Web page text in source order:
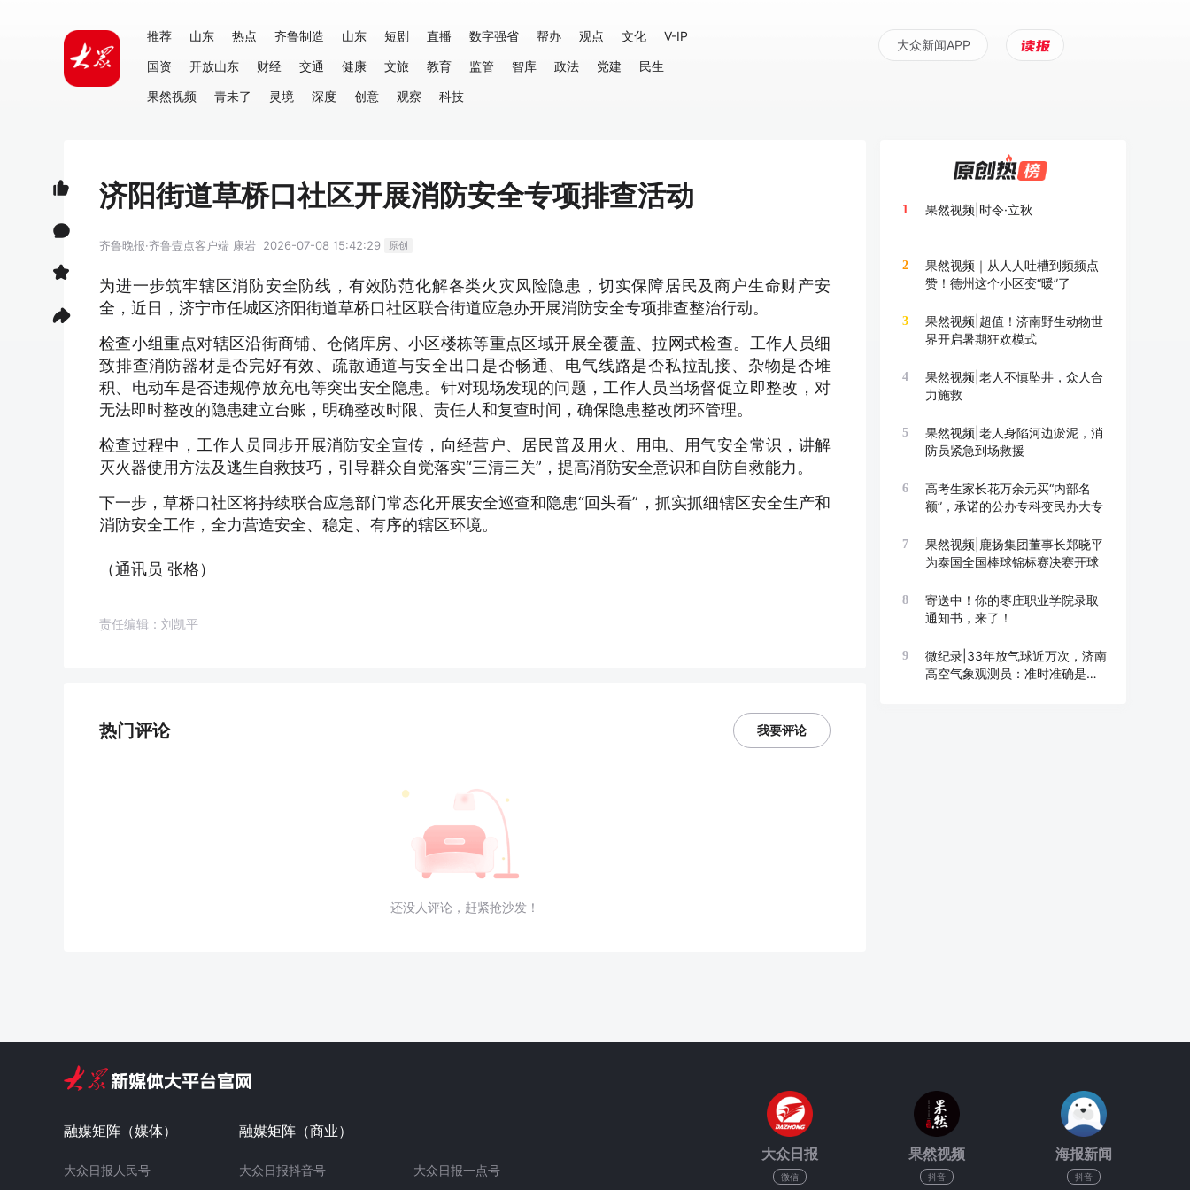
推荐 山东 热点 齐鲁制造 山东 短剧 直播 数字强省 帮办 观点 文化
V-IP
国资
开放山东 财经 交通 健康 文旅 教育 监管 智库 政法 党建
民生
果然视频
青未了 灵境 深度 创意 观察 科技
大众新闻APP
济阳街道草桥口社区开展消防安全专项排查活动
齐鲁晚报·齐鲁壹点客户端 康岩 2026-07-08 15:42:29 原创
为进一步筑牢辖区消防安全防线，有效防范化解各类火灾风险隐患，切实保障居民及商户生命财产安
全，近日，济宁市任城区济阳街道草桥口社区联合街道应急办开展消防安全专项排查整治行动。
检查小组重点对辖区沿街商铺、仓储库房、小区楼栋等重点区域开展全覆盖、拉网式检查。工作人员细
致排查消防器材是否完好有效、疏散通道与安全出口是否畅通、电气线路是否私拉乱接、杂物是否堆
积、电动车是否违规停放充电等突出安全隐患。针对现场发现的问题，工作人员当场督促立即整改，对
无法即时整改的隐患建立台账，明确整改时限、责任人和复查时间，确保隐患整改闭环管理。
检查过程中，工作人员同步开展消防安全宣传，向经营户、居民普及用火、用电、用气安全常识，讲解
灭火器使用方法及逃生自救技巧，引导群众自觉落实“三清三关”，提高消防安全意识和自防自救能力。
下一步，草桥口社区将持续联合应急部门常态化开展安全巡查和隐患“回头看”，抓实抓细辖区安全生产和
消防安全工作，全力营造安全、稳定、有序的辖区环境。
（通讯员 张格）
责任编辑：刘凯平
热门评论 我要评论
还没人评论，赶紧抢沙发！
1 果然视频|时令·立秋
2
果然视频｜从人人吐槽到频频点
赞！德州这个小区变“暖”了
3
果然视频|超值！济南野生动物世
界开启暑期狂欢模式
4
果然视频|老人不慎坠井，众人合
力施救
5
果然视频|老人身陷河边淤泥，消
防员紧急到场救援
6
高考生家长花万余元买“内部名
额”，承诺的公办专科变民办大专
7
果然视频|鹿扬集团董事长郑晓平
为泰国全国棒球锦标赛决赛开球
8
寄送中！你的枣庄职业学院录取
通知书，来了！
9
微纪录|33年放气球近万次，济南
高空气象观测员：准时准确是底
融媒矩阵（媒体）
大众日报人民号
融媒矩阵（商业）
大众日报抖音号 大众日报一点号
大众日报
微信
果然视频
抖音
海报新闻
抖音